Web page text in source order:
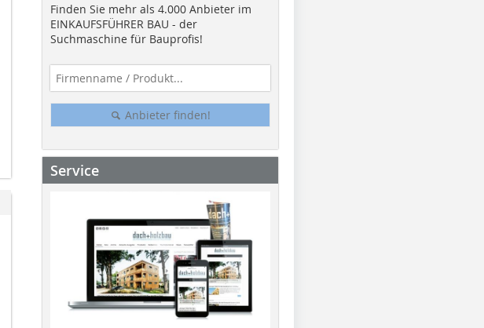
Finden Sie mehr als 4.000 Anbieter im
EINKAUFSFÜHRER BAU - der
Suchmaschine für Bauprofis!
Anbieter finden!
Service